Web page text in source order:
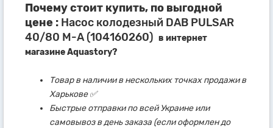
Почему стоит купить, по выгодной
цене : Насос колодезный DAB PULSAR
40/80 M-A (104160260) в интернет
магазине Aquastory?
Товар в наличии в нескольких точках продажи в
Харькове ✅
Быстрые отправки по всей Украине или
самовывоз в день заказа (если оформлен до